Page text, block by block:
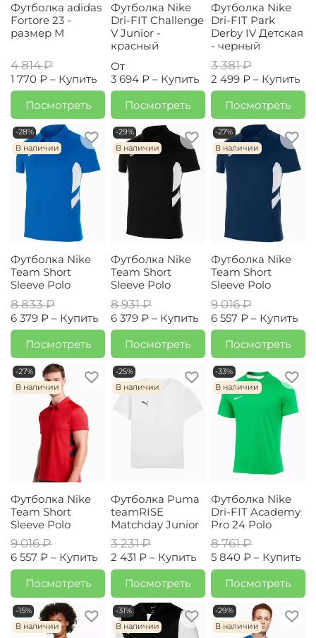
Футболка adidas
Fortore 23 -
размер M
4 814 ₽
1 770 ₽ – Купить
Посмотреть
Футболка Nike
Dri-FIT Challenge
V Junior -
красный
От
3 694 ₽ – Купить
Посмотреть
Футболка Nike
Dri-FIT Park
Derby IV Детская
- черный
3 381 ₽
2 499 ₽ – Купить
Посмотреть
-28%
В наличии
Футболка Nike
Team Short
Sleeve Polo
8 833 ₽
6 379 ₽ – Купить
Посмотреть
-29%
В наличии
Футболка Nike
Team Short
Sleeve Polo
8 931 ₽
6 379 ₽ – Купить
Посмотреть
-27%
В наличии
Футболка Nike
Team Short
Sleeve Polo
9 016 ₽
6 557 ₽ – Купить
Посмотреть
-27%
В наличии
Футболка Nike
Team Short
Sleeve Polo
9 016 ₽
6 557 ₽ – Купить
Посмотреть
-25%
В наличии
Футболка Puma
teamRISE
Matchday Junior
3 231 ₽
2 431 ₽ – Купить
Посмотреть
-33%
В наличии
Футболка Nike
Dri-FIT Academy
Pro 24 Polo
8 761 ₽
5 840 ₽ – Купить
Посмотреть
-15%
В наличии
-31%
В наличии
-29%
В наличии